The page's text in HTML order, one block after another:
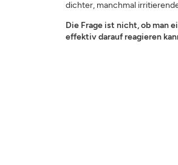
dichter, manchmal
Die Frage ist nicht, ob man
effektiv darauf reagieren